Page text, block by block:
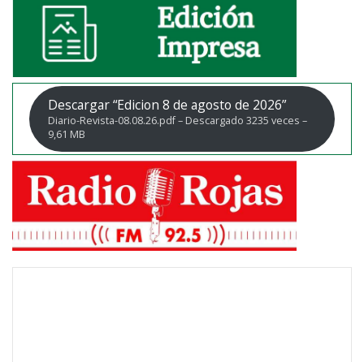
Descargar “Edicion 8 de agosto de 2026”
Diario-Revista-08.08.26.pdf – Descargado 3235 veces –
9,61 MB